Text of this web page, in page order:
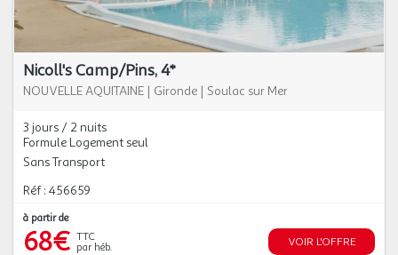
Nicoll's Camp/Pins, 4*
NOUVELLE AQUITAINE | Gironde | Soulac sur Mer
3 jours / 2 nuits
Formule Logement seul
Sans Transport
Réf : 456659
à partir de
68€ TTC
par héb.
VOIR L'OFFRE